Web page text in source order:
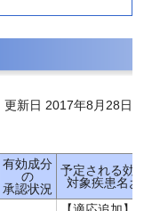
更新日 2017年8月28日
有効成分
の
承認状況
予定される効能
対象疾患名お